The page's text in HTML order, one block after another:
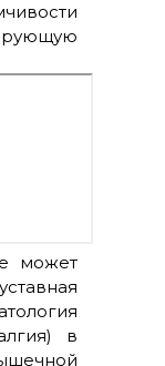
может
в